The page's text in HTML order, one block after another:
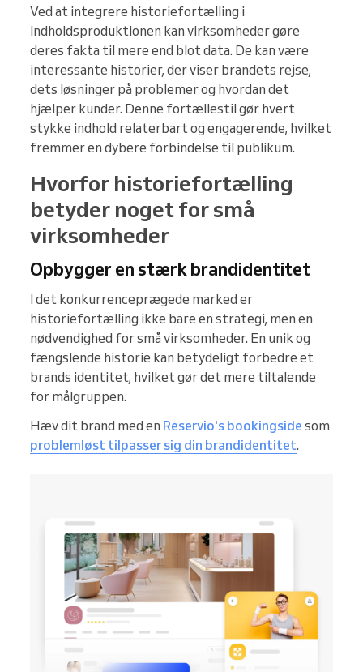
Ved at integrere historiefortælling i
indholdsproduktionen kan virksomheder gøre
deres fakta til mere end blot data. De kan være
interessante historier, der viser brandets rejse,
dets løsninger på problemer og hvordan det
hjælper kunder. Denne fortællestil gør hvert
stykke indhold relaterbart og engagerende, hvilket
fremmer en dybere forbindelse til publikum.
Hvorfor historiefortælling
betyder noget for små
virksomheder
Opbygger en stærk brandidentitet
I det konkurrenceprægede marked er
historiefortælling ikke bare en strategi, men en
nødvendighed for små virksomheder. En unik og
fængslende historie kan betydeligt forbedre et
brands identitet, hvilket gør det mere tiltalende
for målgruppen.
Hæv dit brand med en Reservio's bookingside som
problemløst tilpasser sig din brandidentitet.